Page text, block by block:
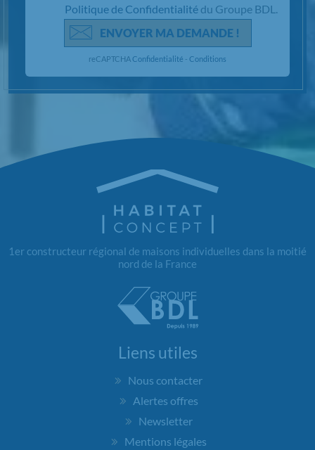
Politique de Confidentialité du Groupe BDL.
ENVOYER MA DEMANDE !
reCAPTCHAConfidentialité - Conditions
1er constructeur régional de maisons individuelles dans la moitié
nord de la France
Liens utiles
Nous contacter
Alertes offres
Newsletter
Mentions légales